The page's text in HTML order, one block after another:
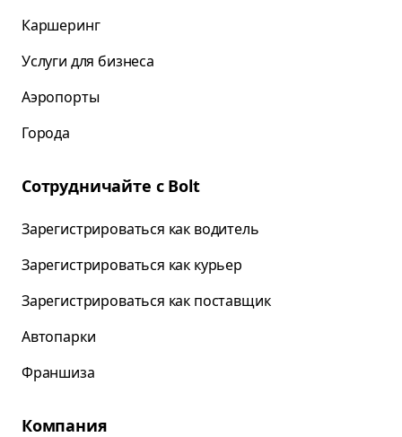
Каршеринг
Услуги для бизнеса
Аэропорты
Города
Сотрудничайте с Bolt
Зарегистрироваться как водитель
Зарегистрироваться как курьер
Зарегистрироваться как поставщик
Автопарки
Франшиза
Компания